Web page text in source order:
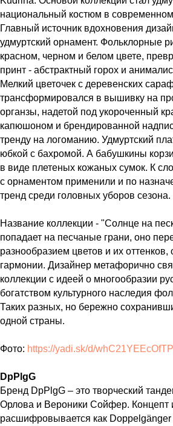
национальный костюм в
Главный источник вдохновения
удмуртский орнамент. Фольклорные
красном, черном и белом цвете,
принт - абстрактный горох и
Мелкий цветочек с деревенских
трансформировался в вышивку на
органзы, надетой под укороченный
капюшоном и брендированной
тренду на логоманию. Удмуртский
юбкой с бахромой. А бабушкины
в виде плетеных кожаных сумок. К
с орнаментом применили и по
тренд среди головных уборов сезона.
Название коллекции - "Солнце на
попадает на песчаные грани, оно
разнообразием цветов и их оттенков,
гармонии. Дизайнер метафорично
коллекции с идеей о многообразии
богатством культурного наследия
Таких разных, но бережно
одной страны.
Фото: https://yadi.sk/d/
DpPlgG
Бренд DpPlgG – это творческий
Орлова и Вероники Сойфер. Концепт
расшифровывается как Doppelgänger